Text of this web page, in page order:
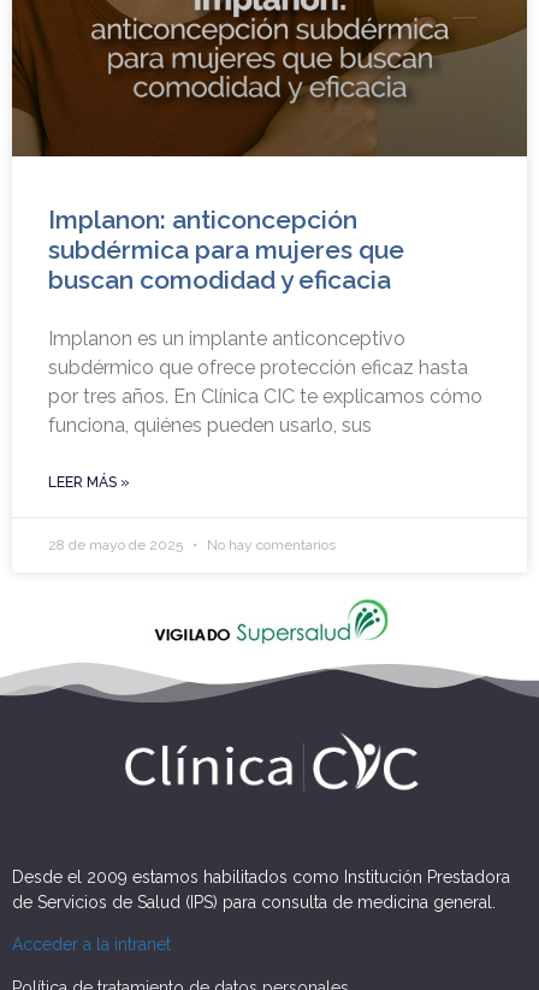
Implanon: anticoncepción
subdérmica para mujeres que
buscan comodidad y eficacia
Implanon es un implante anticonceptivo
subdérmico que ofrece protección eficaz hasta
por tres años. En Clínica CIC te explicamos cómo
funciona, quiénes pueden usarlo, sus
LEER MÁS »
28 de mayo de 2025 No hay comentarios
Desde el 2009 estamos habilitados como Institución Prestadora
de Servicios de Salud (IPS) para consulta de medicina general.
Acceder a la intranet